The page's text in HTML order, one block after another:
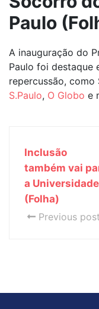
Paulo
A inauguração do
Paulo foi destaque
repercussão, como
S.Paulo, O Globo e
Inclusão
também vai
a Universidade
(Folha)
Previous post